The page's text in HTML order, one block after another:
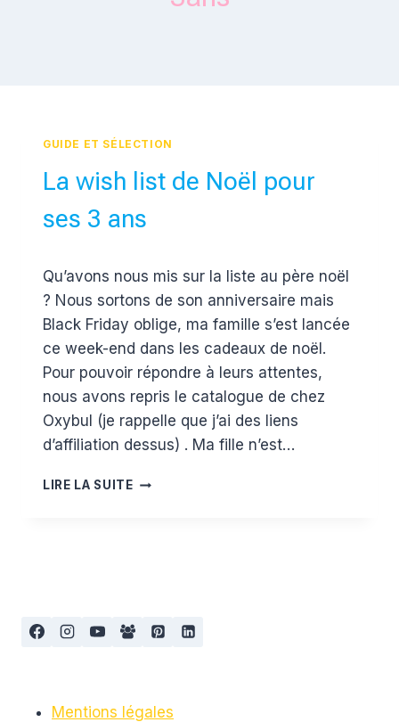
GUIDE ET SÉLECTION
La wish list de Noël pour
ses 3 ans
Estelle
Qu’avons nous mis sur la liste au père noël
? Nous sortons de son anniversaire mais
Black Friday oblige, ma famille s’est lancée
ce week-end dans les cadeaux de noël.
Pour pouvoir répondre à leurs attentes,
nous avons repris le catalogue de chez
Oxybul (je rappelle que j’ai des liens
d’affiliation dessus) . Ma fille n’est…
LIRE LA SUITELA
ANS
Mentions légales